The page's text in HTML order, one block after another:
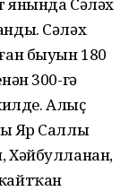
Сәләх
быуын 180
300-гә
Алыҫ
Яр Саллы
Хәйбулланан,